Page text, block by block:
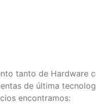
tanto de Hardware
de última
encontramos: